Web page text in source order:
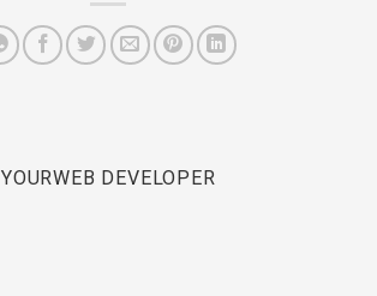
YOURWEB DEVELOPER